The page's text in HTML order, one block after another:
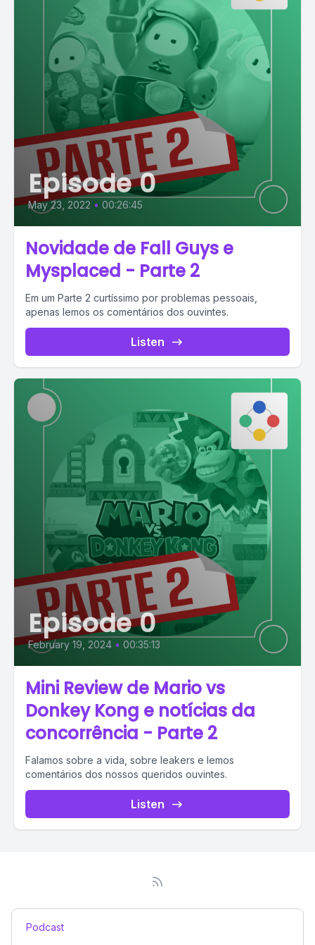
Episode 0
May 23, 2022 • 00:26:45
Novidade de Fall Guys e
Mysplaced - Parte 2
Em um Parte 2 curtíssimo por problemas pessoais,
apenas lemos os comentários dos ouvintes.
Listen
Episode 0
February 19, 2024 • 00:35:13
Mini Review de Mario vs
Donkey Kong e notícias da
concorrência - Parte 2
Falamos sobre a vida, sobre leakers e lemos
comentários dos nossos queridos ouvintes.
Listen
Podcast